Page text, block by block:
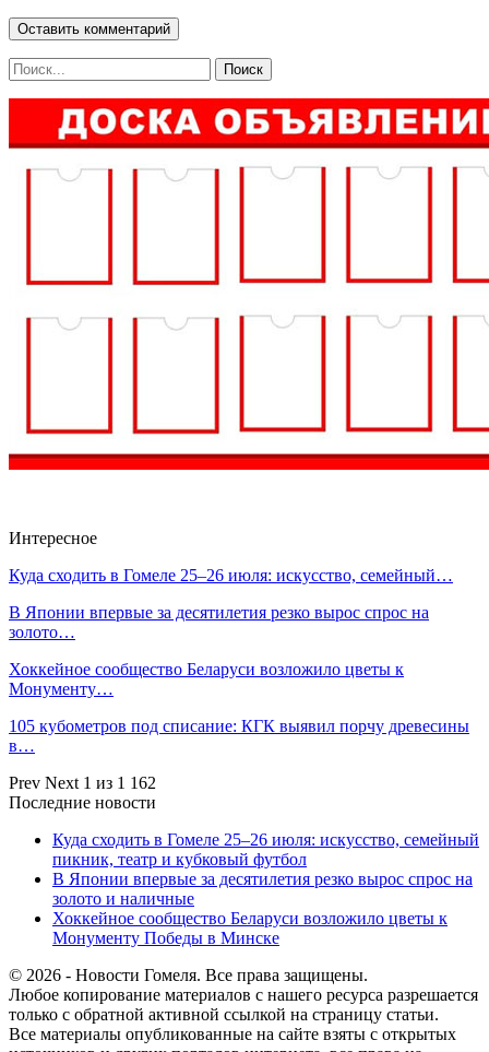
Интересное
Куда сходить в Гомеле 25–26 июля: искусство, семейный…
В Японии впервые за десятилетия резко вырос спрос на
золото…
Хоккейное сообщество Беларуси возложило цветы к
Монументу…
105 кубометров под списание: КГК выявил порчу древесины
в…
Prev Next 1 из 1 162
Последние новости
Куда сходить в Гомеле 25–26 июля: искусство, семейный
пикник, театр и кубковый футбол
В Японии впервые за десятилетия резко вырос спрос на
золото и наличные
Хоккейное сообщество Беларуси возложило цветы к
Монументу Победы в Минске
© 2026 - Новости Гомеля. Все права защищены.
Любое копирование материалов с нашего ресурса разрешается
только с обратной активной ссылкой на страницу статьи.
Все материалы опубликованные на сайте взяты с открытых